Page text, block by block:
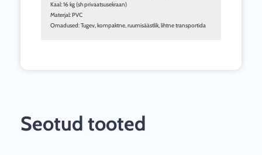
Kaal: 16 kg (sh privaatsusekraan)
Materjal: PVC
Omadused: Tugev, kompaktne, ruumisäästlik, lihtne transportida
Seotud tooted